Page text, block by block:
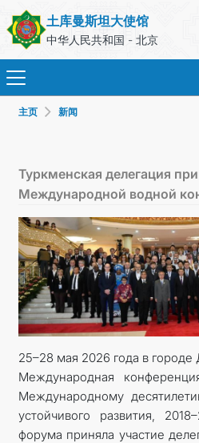
土库曼斯坦大使馆
中华人民共和国 - 北京
土库曼斯
领事服
外交部
联系我
主页 新闻
Туркменская делегация
Международной водной
25–28 мая 2026 года в
Международная
Международному
устойчивого развития,
форума приняла участие